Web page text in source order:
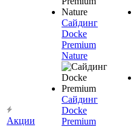
Акции
Сайдинг
Docke
Premium
Nature
Сайдинг
Docke
Premium